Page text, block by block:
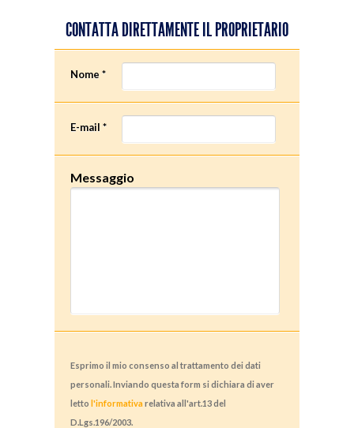
CONTATTA DIRETTAMENTE IL PROPRIETARIO
Nome *
E-mail *
Messaggio
Esprimo il mio consenso al trattamento dei dati
personali. Inviando questa form si dichiara di aver
letto l'informativa relativa all'art.13 del
D.Lgs.196/2003.